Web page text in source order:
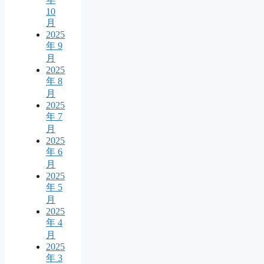
10
月
2025
年 9
月
2025
年 8
月
2025
年 7
月
2025
年 6
月
2025
年 5
月
2025
年 4
月
2025
年 3